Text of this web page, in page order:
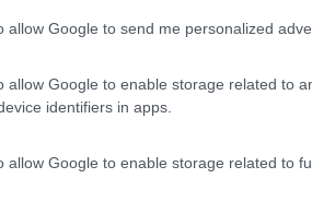
allow Google to send me personalized
allow Google to enable storage related to
identifiers in apps.
allow Google to enable storage related to
una catena davanti e a volte anche due? le
con quel lavoro.
una sola se il tratto è breve, per
fare molti chilometri di pendenza.